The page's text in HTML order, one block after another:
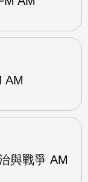
AM
與戰爭 AM